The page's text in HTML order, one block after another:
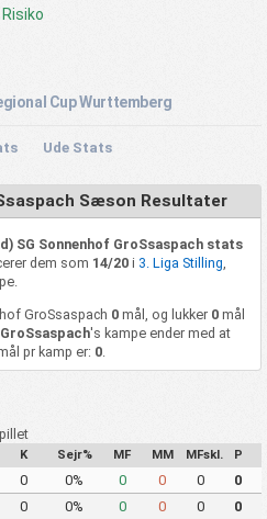
Risiko
Cup Wurttemberg
Ude Stats
Sæson Resultater
SG Sonnenhof GroSsaspach stats
dem som 14/20i 3. Liga Stilling,
GroSsaspach 0mål, og lukker 0mål
's kampe ender med at
pr kamp er: 0.
K Sejr% MF MM MFskl. P
0 0% 0 0 0
0
0 0% 0 0 0
0